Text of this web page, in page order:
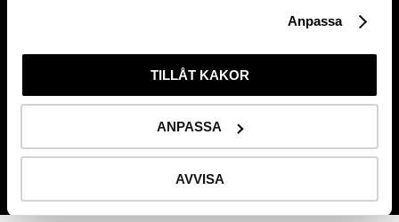
Anpassa
TILLÅT KAKOR
ANPASSA
AVVISA
Kontakta oss